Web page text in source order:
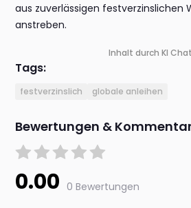
aus zuverlässigen festverzinslichen
anstreben.
Inhalt durch KI
Tags:
festverzinslich globale anleihen
Bewertungen &
0.00 0 Bewertungen